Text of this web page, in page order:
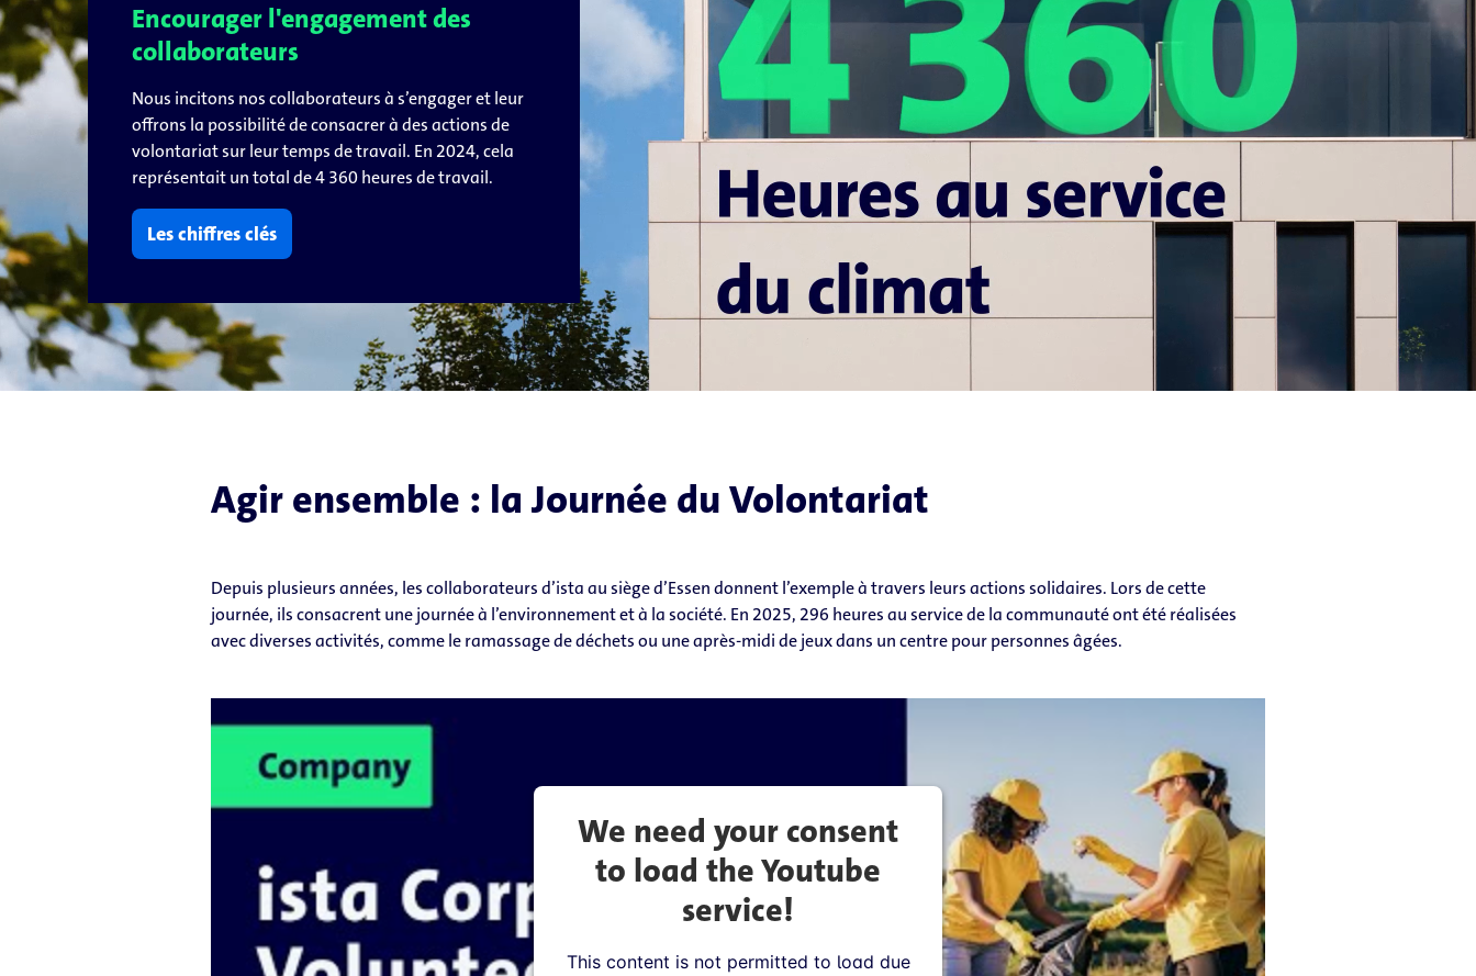
Encourager l'engagement des
collaborateurs
Nous incitons nos collaborateurs à s’engager et leur
offrons la possibilité de consacrer à des actions de
volontariat sur leur temps de travail. En 2024, cela
représentait un total de 4 360 heures de travail.
Les chiffres clés
Agir ensemble : la Journée du Volontariat
Depuis plusieurs années, les collaborateurs d’ista au siège d’Essen donnent l’exemple à travers leurs actions solidaires. Lors de cette
journée, ils consacrent une journée à l’environnement et à la société. En 2025, 296 heures au service de la communauté ont été réalisées
avec diverses activités, comme le ramassage de déchets ou une après-midi de jeux dans un centre pour personnes âgées.
We need your consent
to load the Youtube
service!
This content is not permitted to load due